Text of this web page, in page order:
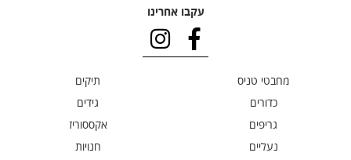
עקבו אחרינו
מחבטי טניס
תיקים
כדורים
גידים
גריפים
אקססוריז
נעליים
חנויות